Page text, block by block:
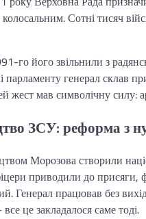
Сотні тисяч
го його звільнили з
парламенту генерал склав
жест мав символічну силу:
ЗСУ: реформа з
Морозова створили
приводили до присяги,
Генерал працював без
це закладалося саме тоді.